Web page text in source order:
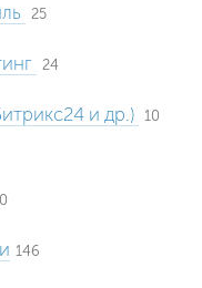
25
24
и др.) 10
146